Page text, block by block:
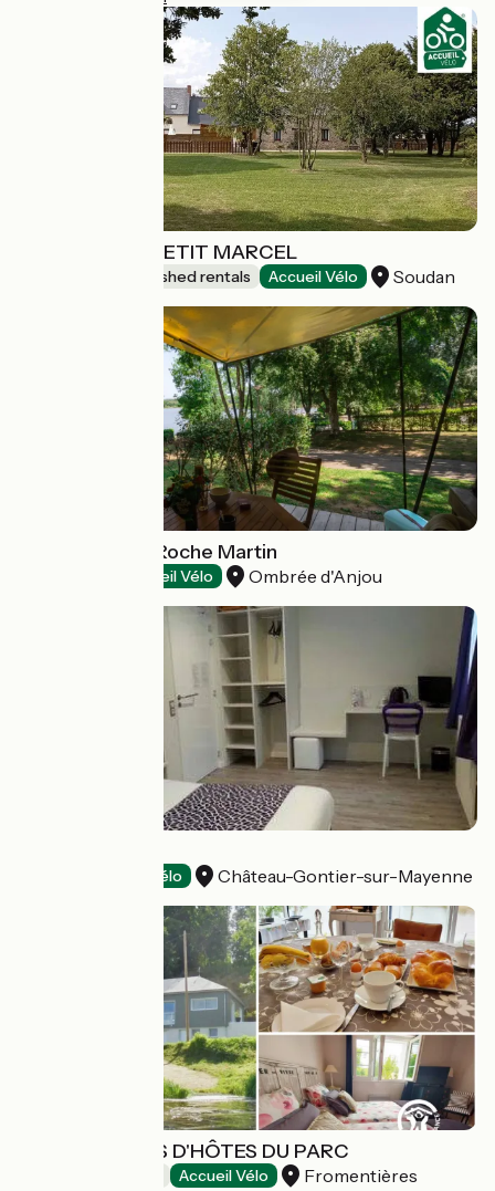
LES GÎTES DU PETIT MARCEL
Lodgings and furnished rentals Accueil Vélo Soudan
Camping de la Roche Martin
Accueil Vélo Ombrée d'Anjou
Accueil Vélo Château-Gontier-sur-Mayenne
LES CHAMBRES D'HÔTES DU PARC
Accueil Vélo Fromentières